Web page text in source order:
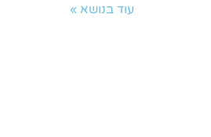
עוד בנושא »